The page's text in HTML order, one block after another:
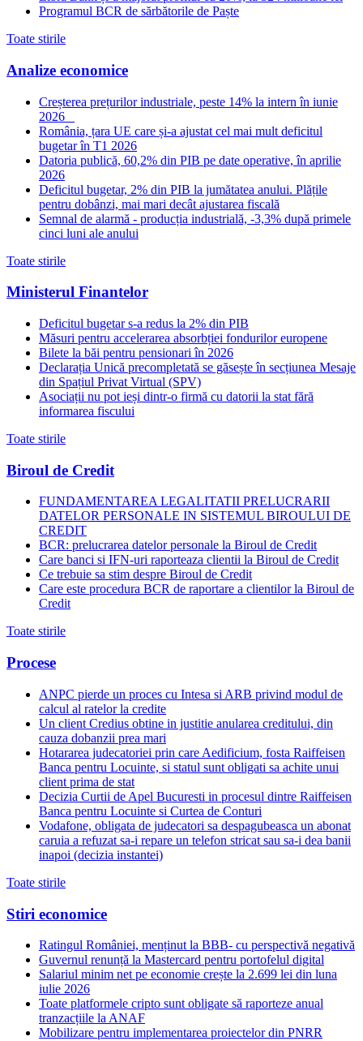
Programul BCR de sărbătorile de Paște
Toate stirile
Analize economice
Creșterea prețurilor industriale, peste 14% la intern în iunie
2026
România, țara UE care și-a ajustat cel mai mult deficitul
bugetar în T1 2026
Datoria publică, 60,2% din PIB pe date operative, în aprilie
2026
Deficitul bugetar, 2% din PIB la jumătatea anului. Plățile
pentru dobânzi, mai mari decât ajustarea fiscală
Semnal de alarmă - producția industrială, -3,3% după primele
cinci luni ale anului
Toate stirile
Ministerul Finantelor
Deficitul bugetar s-a redus la 2% din PIB
Măsuri pentru accelerarea absorbției fondurilor europene
Bilete la băi pentru pensionari în 2026
Declarația Unică precompletată se găsește în secțiunea Mesaje
din Spațiul Privat Virtual (SPV)
Asociații nu pot ieși dintr-o firmă cu datorii la stat fără
informarea fiscului
Toate stirile
Biroul de Credit
FUNDAMENTAREA LEGALITATII PRELUCRARII
DATELOR PERSONALE IN SISTEMUL BIROULUI DE
CREDIT
BCR: prelucrarea datelor personale la Biroul de Credit
Care banci si IFN-uri raporteaza clientii la Biroul de Credit
Ce trebuie sa stim despre Biroul de Credit
Care este procedura BCR de raportare a clientilor la Biroul de
Credit
Toate stirile
Procese
ANPC pierde un proces cu Intesa si ARB privind modul de
calcul al ratelor la credite
Un client Credius obtine in justitie anularea creditului, din
cauza dobanzii prea mari
Hotararea judecatoriei prin care Aedificium, fosta Raiffeisen
Banca pentru Locuinte, si statul sunt obligati sa achite unui
client prima de stat
Decizia Curtii de Apel Bucuresti in procesul dintre Raiffeisen
Banca pentru Locuinte si Curtea de Conturi
Vodafone, obligata de judecatori sa despagubeasca un abonat
caruia a refuzat sa-i repare un telefon stricat sau sa-i dea banii
inapoi (decizia instantei)
Toate stirile
Stiri economice
Ratingul României, menținut la BBB- cu perspectivă negativă
Guvernul renunță la Mastercard pentru portofelul digital
Salariul minim net pe economie crește la 2.699 lei din luna
iulie 2026
Toate platformele cripto sunt obligate să raporteze anual
tranzacțiile la ANAF
Mobilizare pentru implementarea proiectelor din PNRR